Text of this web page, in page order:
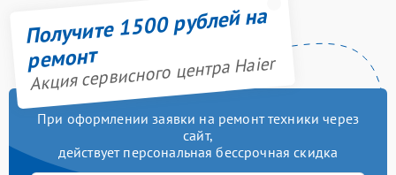
Получите 1500 рублей на
ремонт
Акция сервисного центра Haier
При оформлении заявки на ремонт техники через
сайт,
действует персональная бессрочная скидка